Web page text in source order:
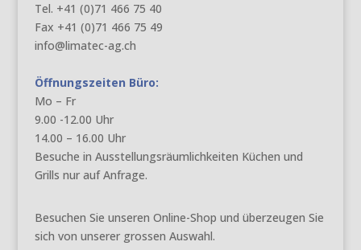
Tel. +41 (0)71 466 75 40
Fax +41 (0)71 466 75 49
info@limatec-ag.ch
Öffnungszeiten Büro:
Mo – Fr
9.00 -12.00 Uhr
14.00 – 16.00 Uhr
Besuche in Ausstellungsräumlichkeiten Küchen und
Grills nur auf Anfrage.
Besuchen Sie unseren Online-Shop und überzeugen Sie
sich von unserer grossen Auswahl.